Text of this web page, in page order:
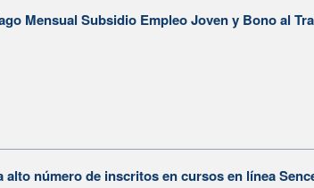
Mensual Subsidio Empleo Joven y Bono al
alto número de inscritos en cursos en línea